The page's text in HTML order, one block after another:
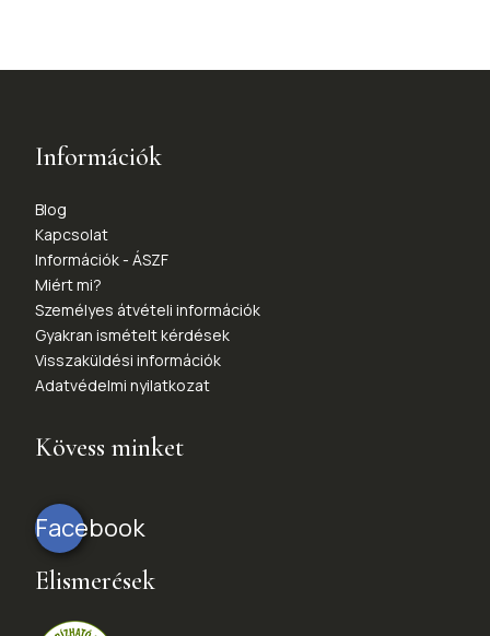
Információk
Blog
Kapcsolat
Információk - ÁSZF
Miért mi?
Személyes átvételi információk
Gyakran ismételt kérdések
Visszaküldési információk
Adatvédelmi nyilatkozat
Kövess minket
Facebook
Elismerések